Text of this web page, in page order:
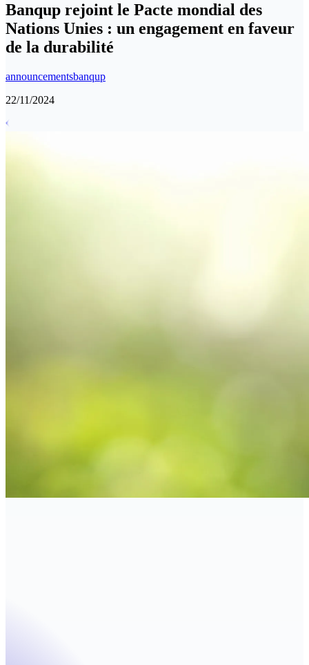
Banqup rejoint le Pacte mondial des
Nations Unies : un engagement en faveur
de la durabilité
announcementsbanqup
22/11/2024